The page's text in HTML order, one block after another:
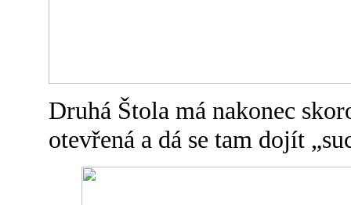
Druhá Štola má nakonec
otevřená a dá se tam dojít